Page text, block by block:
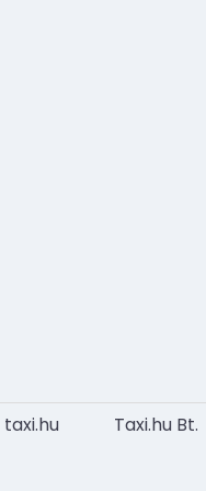
taxi.hu Taxi.hu Bt.